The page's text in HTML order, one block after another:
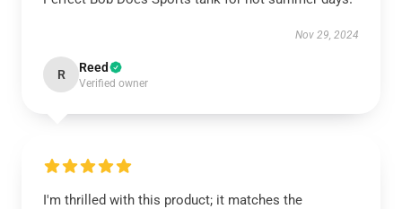
Nov 29, 2024
R Reed
Verified owner
I'm thrilled with this product; it matches the